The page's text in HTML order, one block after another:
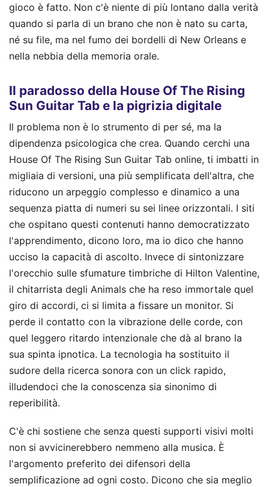
gioco è fatto. Non c'è niente di più lontano dalla verità
quando si parla di un brano che non è nato su carta,
né su file, ma nel fumo dei bordelli di New Orleans e
nella nebbia della memoria orale.
Il paradosso della House Of The Rising
Sun Guitar Tab e la pigrizia digitale
Il problema non è lo strumento di per sé, ma la
dipendenza psicologica che crea. Quando cerchi una
House Of The Rising Sun Guitar Tab online, ti imbatti in
migliaia di versioni, una più semplificata dell'altra, che
riducono un arpeggio complesso e dinamico a una
sequenza piatta di numeri su sei linee orizzontali. I siti
che ospitano questi contenuti hanno democratizzato
l'apprendimento, dicono loro, ma io dico che hanno
ucciso la capacità di ascolto. Invece di sintonizzare
l'orecchio sulle sfumature timbriche di Hilton Valentine,
il chitarrista degli Animals che ha reso immortale quel
giro di accordi, ci si limita a fissare un monitor. Si
perde il contatto con la vibrazione delle corde, con
quel leggero ritardo intenzionale che dà al brano la
sua spinta ipnotica. La tecnologia ha sostituito il
sudore della ricerca sonora con un click rapido,
illudendoci che la conoscenza sia sinonimo di
reperibilità.
C'è chi sostiene che senza questi supporti visivi molti
non si avvicinerebbero nemmeno alla musica. È
l'argomento preferito dei difensori della
semplificazione ad ogni costo. Dicono che sia meglio